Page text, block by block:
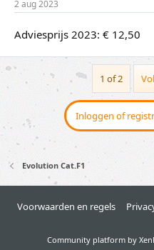
2 aug 2023
Adviesprijs 2023: € 12,50
1 of 2
Inloggen of
Evolution Cat.F1
Voorwaarden en regels
Community platform by